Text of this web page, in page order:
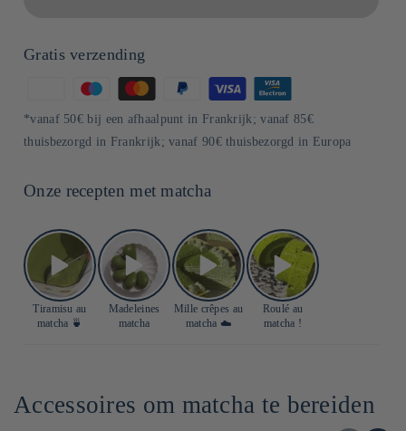
Gratis verzending
Betaalmethoden
*vanaf 50€ bij een afhaalpunt in Frankrijk; vanaf 85€
thuisbezorgd in Frankrijk; vanaf 90€ thuisbezorgd in Europa
Onze recepten met matcha
Tiramisu au
matcha 🍵
Madeleines
matcha
Mille crêpes au
matcha ☁️
Roulé au
matcha !
Accessoires om matcha te bereiden